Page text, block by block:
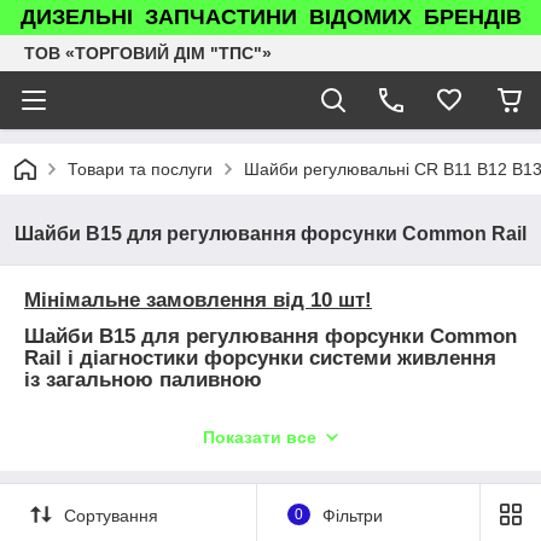
ДИЗЕЛЬНІ ЗАПЧАСТИНИ ВІДОМИХ БРЕНДІВ
ТОВ «ТОРГОВИЙ ДІМ "ТПС"»
Товари та послуги Шайби регулювальні CR B11 B12
Шайби B15 для регулювання форсунки Common Rail
Мінімальне замовлення від 10 шт!
Шайби B15 для регулювання форсунки Common
Rail і діагностики форсунки системи живлення
із загальною паливною
8,350, 8,360, 8,370, 8,380, 8,390
8,400, 8,410, 8,420, 8,430, 8,440, 8,450, 8,460,
Показати все
Сортування 0 Фільтри